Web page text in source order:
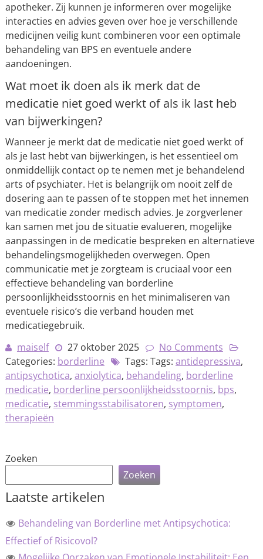
apotheker. Zij kunnen je informeren over mogelijke
interacties en advies geven over hoe je verschillende
medicijnen veilig kunt combineren voor een optimale
behandeling van BPS en eventuele andere
aandoeningen.
Wat moet ik doen als ik merk dat de
medicatie niet goed werkt of als ik last heb
van bijwerkingen?
Wanneer je merkt dat de medicatie niet goed werkt of
als je last hebt van bijwerkingen, is het essentieel om
onmiddellijk contact op te nemen met je behandelend
arts of psychiater. Het is belangrijk om nooit zelf de
dosering aan te passen of te stoppen met het innemen
van medicatie zonder medisch advies. Je zorgverlener
kan samen met jou de situatie evalueren, mogelijke
aanpassingen in de medicatie bespreken en alternatieve
behandelingsmogelijkheden overwegen. Open
communicatie met je zorgteam is cruciaal voor een
effectieve behandeling van borderline
persoonlijkheidsstoornis en het minimaliseren van
eventuele risico’s die verband houden met
medicatiegebruik.
maiself
27 oktober 2025
No Comments
Categories: borderline Tags: Tags: antidepressiva,
antipsychotica, anxiolytica, behandeling, borderline
medicatie, borderline persoonlijkheidsstoornis, bps,
medicatie, stemmingsstabilisatoren, symptomen,
therapieën
Zoeken
Zoeken
Laatste artikelen
Behandeling van Borderline met Antipsychotica:
Effectief of Risicovol?